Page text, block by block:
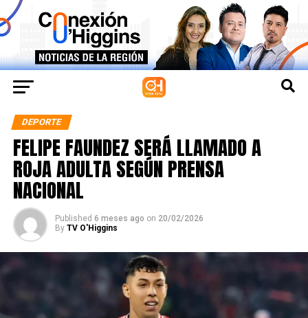
DEPORTE
FELIPE FAUNDEZ SERÁ LLAMADO A
ROJA ADULTA SEGÚN PRENSA
NACIONAL
Published 6 meses ago on 20/02/2026
By TV O'Higgins